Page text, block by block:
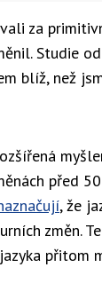
za
Studie
blíž, než
před
, že
změn.
přitom